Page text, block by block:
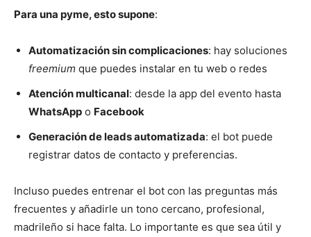
Para una pyme, esto supone:
Automatización sin complicaciones: hay soluciones
freemium que puedes instalar en tu web o redes
Atención multicanal: desde la app del evento hasta
WhatsApp o Facebook
Generación de leads automatizada: el bot puede
registrar datos de contacto y preferencias.
Incluso puedes entrenar el bot con las preguntas más
frecuentes y añadirle un tono cercano, profesional,
madrileño si hace falta. Lo importante es que sea útil y